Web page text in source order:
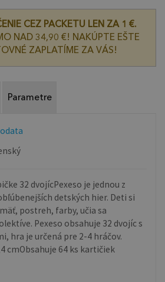
CEZ PACKETU LEN ZA 1 €.
NAD 34,90 €! NAKÚPTE EŠTE
ZAPLATÍME ZA VÁS!
Parametre
32 dvojícPexeso je jednou z
detských hier. Deti si
postreh, farby, učia sa
Pexeso obsahuje 32 dvojíc s
hra je určená pre 2-4 hráčov.
cmObsahuje 64 ks kartičiek